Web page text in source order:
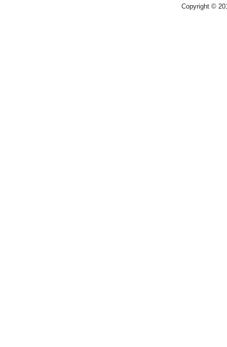
Copyright ©